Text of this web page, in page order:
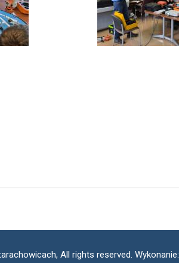
All rights reserved. Wykonanie: